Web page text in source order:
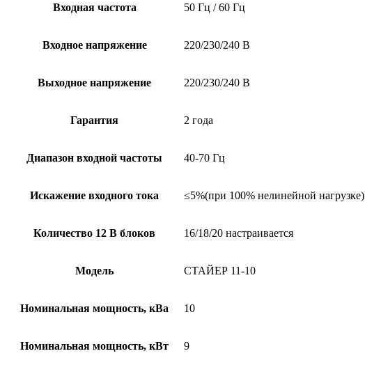
Входная частота 50 Гц / 60 Гц
Входное напряжение 220/230/240 В
Выходное напряжение 220/230/240 В
Гарантия 2 года
Диапазон входной частоты 40-70 Гц
Искажение входного тока ≤5%(при 100% нелинейной нагрузке)
Количество 12 В блоков 16/18/20 настраивается
Модель СТАЙЕР 11-10
Номинальная мощность, кВа 10
Номинальная мощность, кВт 9